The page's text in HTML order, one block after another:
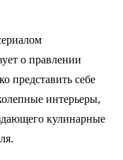
о правлении
представить себе
интерьеры,
кулинарные